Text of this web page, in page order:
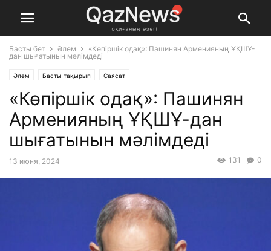
Басты бет Әлем
«Көпіршік одақ»: Пашинян Арменияның ҰҚШҰ-
дан шығатынын мәлімдеді
Әлем Басты тақырып Саясат
«Көпіршік одақ»: Пашинян
Арменияның ҰҚШҰ-дан
шығатынын мәлімдеді
13 июня, 2024 0
131